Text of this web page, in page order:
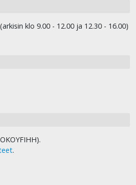
klo 9.00 - 12.00 ja 12.30 - 16.00)
.